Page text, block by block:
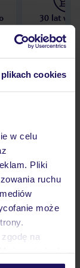
cookies
w celu
Pliki
ruchu
może
na
30 lat w